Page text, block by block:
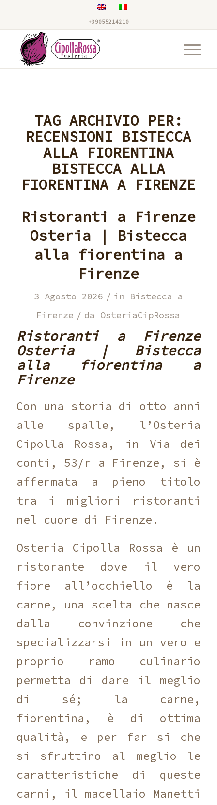
+39055214210
TAG ARCHIVIO PER:
RECENSIONI BISTECCA
ALLA FIORENTINA
BISTECCA ALLA
FIORENTINA A FIRENZE
Ristoranti a Firenze
Osteria | Bistecca
alla fiorentina a
Firenze
3 Agosto 2026 / in Bistecca a
Firenze / da OsteriaCipRossa
Ristoranti a Firenze
Osteria | Bistecca
alla fiorentina a
Firenze
Con una storia di otto anni
alle spalle, l’Osteria
Cipolla Rossa, in Via dei
conti, 53/r a Firenze, si è
affermata a pieno titolo
tra i migliori ristoranti
nel cuore di Firenze.
Osteria Cipolla Rossa è un
ristorante dove il vero
fiore all’occhiello è la
carne, una scelta che nasce
dalla convinzione che
specializzarsi in un vero e
proprio ramo culinario
permetta di dare il meglio
di sé; la carne,
fiorentina, è di ottima
qualità, e per far si che
si sfruttino al meglio le
caratteristiche di queste
carni, il macellaio Manetti